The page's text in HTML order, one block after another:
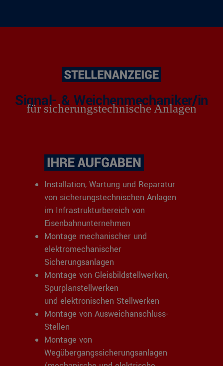
Signal- & Weichenmechaniker/in
für sicherungstechnische Anlagen
Installation, Wartung und Reparatur
von sicherungstechnischen Anlagen
im Infrastrukturbereich von
Eisenbahnunternehmen
Montage mechanischer und
elektromechanischer
Sicherungsanlagen
Montage von Gleisbildstellwerken,
Spurplanstellwerken
und elektronischen Stellwerken
Montage von Ausweichanschluss-
Stellen
Montage von
Wegübergangssicherungsanlagen